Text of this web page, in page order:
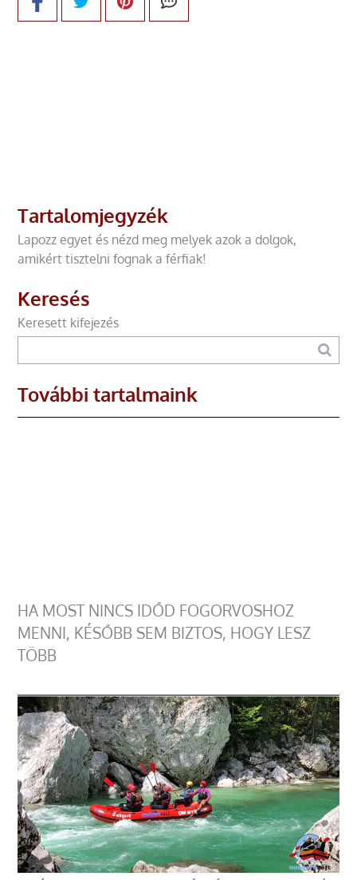
Tartalomjegyzék
Lapozz egyet és nézd meg melyek azok a dolgok,
amikért tisztelni fognak a férfiak!
Keresés
Keresett kifejezés
További tartalmaink
HA MOST NINCS IDŐD FOGORVOSHOZ
MENNI, KÉSŐBB SEM BIZTOS, HOGY LESZ
TÖBB